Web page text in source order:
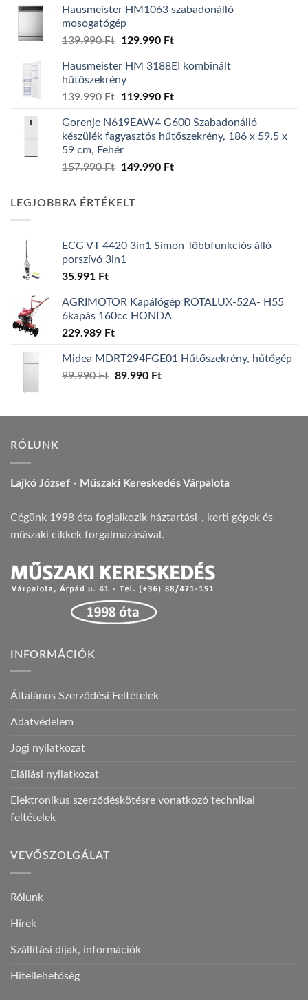
Hausmeister HM1063 szabadonálló
mosogatógép
139.990Ft
Original
was:
139.990 Ft.
129.990 FtCurrent
is:
Hausmeister HM 3188EI kombinált
hűtőszekrény
139.990Ft
Original
was:
139.990 Ft.
119.990 FtCurrent
is:
119.990 Ft.
Gorenje N619EAW4 G600 Szabadonálló
készülék fagyasztós hűtőszekrény, 186 x 59.5 x
59 cm, Fehér
157.990Ft
Original
157.990 Ft.
149.990 FtCurrent
LEGJOBBRA ÉRTÉKELT
ECG VT 4420 3in1 Simon Többfunkciós álló
porszívó 3in1
35.991 Ft
AGRIMOTOR Kapálógép ROTALUX-52A- H55
6kapás 160cc HONDA
229.989 Ft
Midea MDRT294FGE01 Hűtőszekrény, hűtőgép
99.990Ft Original
99.990 Ft.
89.990 FtCurrent
89.990 Ft.
RÓLUNK
Lajkó József - Műszaki Kereskedés Várpalota
Cégünk 1998 óta foglalkozik háztartási-, kerti gépek és
műszaki cikkek forgalmazásával.
INFORMÁCIÓK
Általános Szerződési Feltételek
Adatvédelem
Jogi nyilatkozat
Elállási nyilatkozat
Elektronikus szerződéskötésre vonatkozó technikai
feltételek
VEVŐSZOLGÁLAT
Rólunk
Hírek
Szállítási díjak, információk
Hitellehetőség